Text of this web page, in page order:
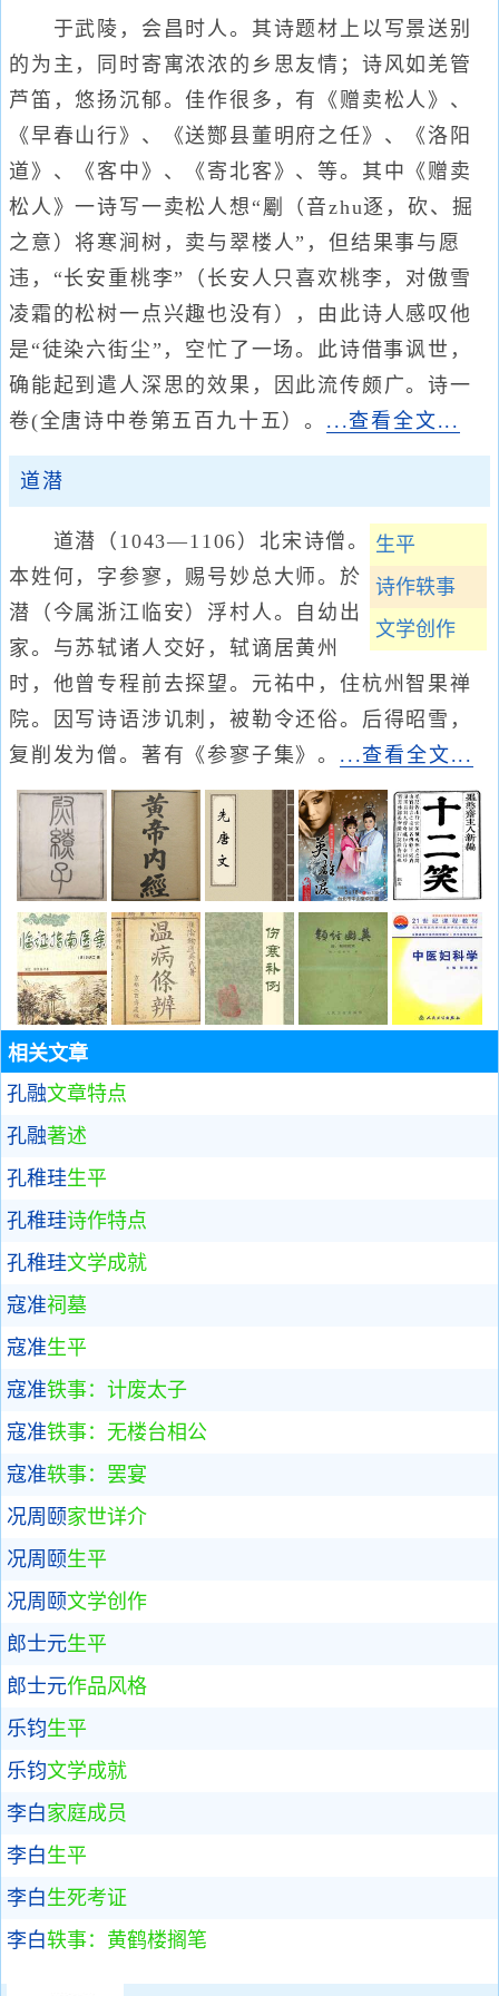
于武陵，会昌时人。其诗题材上以写景送别
的为主，同时寄寓浓浓的乡思友情；诗风如羌管
芦笛，悠扬沉郁。佳作很多，有《赠卖松人》、
《早春山行》、《送酂县董明府之任》、《洛阳
道》、《客中》、《寄北客》、等。其中《赠卖
松人》一诗写一卖松人想“劚（音zhu逐，砍、掘
之意）将寒涧树，卖与翠楼人”，但结果事与愿
违，“长安重桃李”（长安人只喜欢桃李，对傲雪
凌霜的松树一点兴趣也没有），由此诗人感叹他
是“徒染六街尘”，空忙了一场。此诗借事讽世，
确能起到遣人深思的效果，因此流传颇广。诗一
卷(全唐诗中卷第五百九十五）。 ...查看全文...
道潜
生平
诗作轶事
文学创作
道潜（1043—1106）北宋诗僧。
本姓何，字参寥，赐号妙总大师。於
潜（今属浙江临安）浮村人。自幼出
家。与苏轼诸人交好，轼谪居黄州
时，他曾专程前去探望。元祐中，住杭州智果禅
院。因写诗语涉讥刺，被勒令还俗。后得昭雪，
复削发为僧。著有《参寥子集》。 ...查看全文...
相关文章
孔融文章特点
孔融著述
孔稚珪生平
孔稚珪诗作特点
孔稚珪文学成就
寇准祠墓
寇准生平
寇准铁事：计废太子
寇准铁事：无楼台相公
寇准轶事：罢宴
况周颐家世详介
况周颐生平
况周颐文学创作
郎士元生平
郎士元作品风格
乐钧生平
乐钧文学成就
李白家庭成员
李白生平
李白生死考证
李白轶事：黄鹤楼搁笔